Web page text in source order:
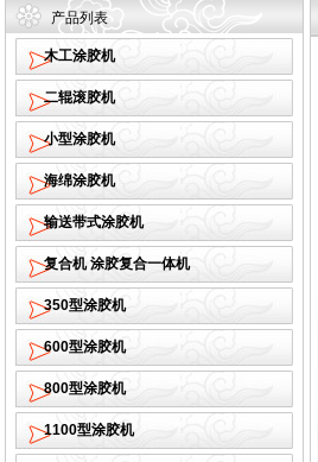
产品列表
木工涂胶机
二辊滚胶机
小型涂胶机
海绵涂胶机
输送带式涂胶机
复合机 涂胶复合一体机
350型涂胶机
600型涂胶机
800型涂胶机
1100型涂胶机